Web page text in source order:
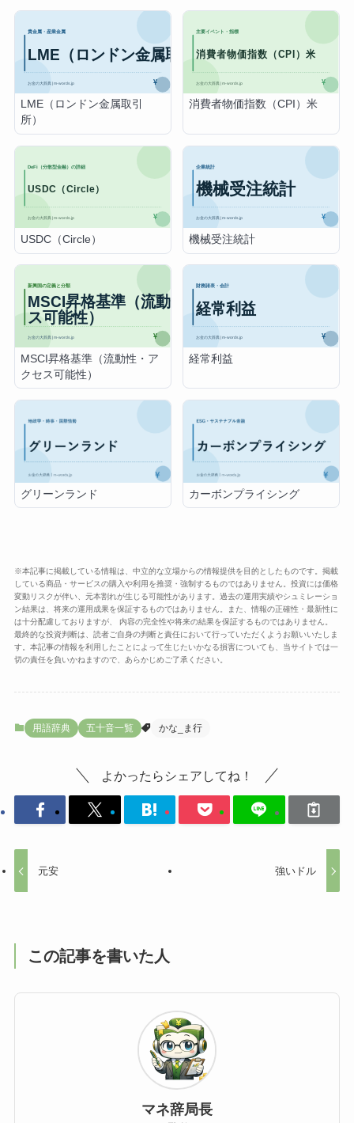
LME（ロンドン金属取引
所）
消費者物価指数（CPI）米
USDC（Circle） 機械受注統計
MSCI昇格基準（流動性・ア
クセス可能性）
経常利益
グリーンランド カーボンプライシング
※本記事に掲載している情報は、中立的な立場からの情報提供を目的としたものです。掲載
している商品・サービスの購入や利用を推奨・強制するものではありません。投資には価格
変動リスクが伴い、元本割れが生じる可能性があります。過去の運用実績やシュミレーショ
ン結果は、将来の運用成果を保証するものではありません。また、情報の正確性・最新性に
は十分配慮しておりますが、 内容の完全性や将来の結果を保証するものではありません。
最終的な投資判断は、読者ご自身の判断と責任において行っていただくようお願いいたしま
す。本記事の情報を利用したことによって生じたいかなる損害についても、当サイトでは一
切の責任を負いかねますので、あらかじめご了承ください。
用語辞典 五十音一覧 かな_ま行
よかったらシェアしてね！
元安 強いドル
この記事を書いた人
マネ辞局長